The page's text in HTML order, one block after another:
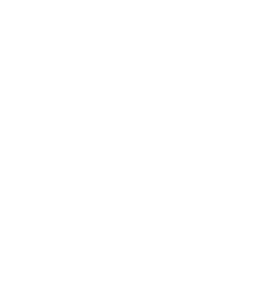
Sevilla ha puesto en
Niños, un nuevo espacio
proyecto, ya finalizado